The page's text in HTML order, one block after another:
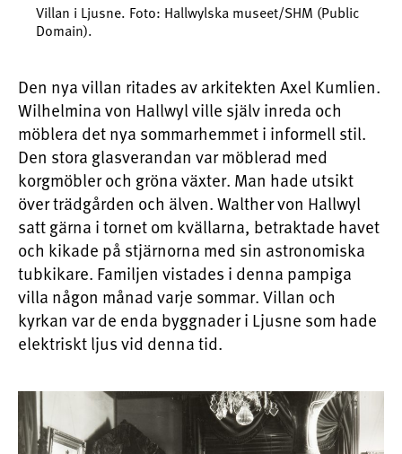
Villan i Ljusne. Foto: Hallwylska museet/SHM (Public
Domain).
Den nya villan ritades av arkitekten Axel Kumlien.
Wilhelmina von Hallwyl ville själv inreda och
möblera det nya sommarhemmet i informell stil.
Den stora glasverandan var möblerad med
korgmöbler och gröna växter. Man hade utsikt
över trädgården och älven. Walther von Hallwyl
satt gärna i tornet om kvällarna, betraktade havet
och kikade på stjärnorna med sin astronomiska
tubkikare. Familjen vistades i denna pampiga
villa någon månad varje sommar. Villan och
kyrkan var de enda byggnader i Ljusne som hade
elektriskt ljus vid denna tid.